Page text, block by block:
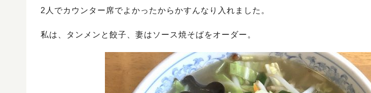
2人でカウンター席でよかったからかすんなり入れました。
私は、タンメンと餃子、妻はソース焼そばをオーダー。